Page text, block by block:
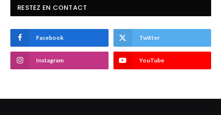
RESTEZ EN CONTACT
Facebook Twitter
Instagram YouTube